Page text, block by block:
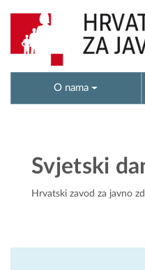
O nama
Svjetski
Hrvatski zavod za javno